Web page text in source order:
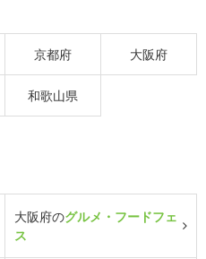
京都府 大阪府
和歌山県
大阪府のグルメ・フードフェ
ス